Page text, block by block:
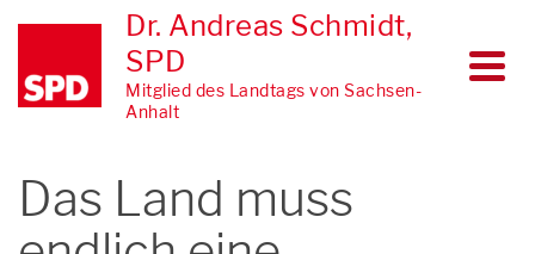
Dr. Andreas Schmidt,
SPD
Mitglied des Landtags von Sachsen-
Anhalt
Das Land muss